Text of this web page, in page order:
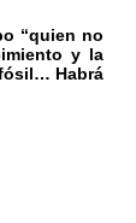
“quien no
y la
Habrá